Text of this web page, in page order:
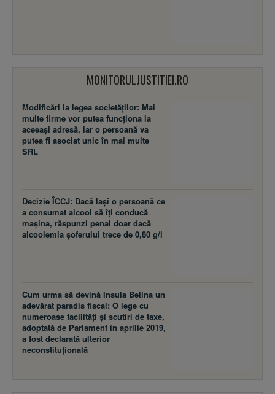
MONITORULJUSTITIEI.RO
Modificări la legea societăţilor: Mai
multe firme vor putea funcţiona la
aceeaşi adresă, iar o persoană va
putea fi asociat unic în mai multe
SRL
Decizie ÎCCJ: Dacă laşi o persoană ce
a consumat alcool să îţi conducă
maşina, răspunzi penal doar dacă
alcoolemia şoferului trece de 0,80 g/l
Cum urma să devină Insula Belina un
adevărat paradis fiscal: O lege cu
numeroase facilităţi şi scutiri de taxe,
adoptată de Parlament în aprilie 2019,
a fost declarată ulterior
neconstituţională